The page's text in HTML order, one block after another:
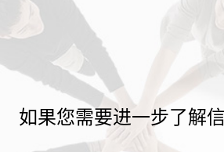
如果您需要进一步了解